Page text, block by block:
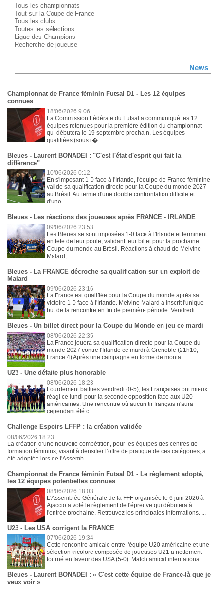
Tous les championnats
Tout sur la Coupe de France
Tous les clubs
Toutes les sélections
Ligue des Champions
Recherche de joueuse
News
Championnat de France féminin Futsal D1 - Les 12 équipes
connues
18/06/2026 9:06
La Commission Fédérale du Futsal a communiqué les 12
équipes retenues pour la première édition du championnat
qui débutera le 19 septembre prochain. Les équipes
qualifiées (sous r�...
Bleues - Laurent BONADEI : "C'est l'état d'esprit qui fait la
différence"
10/06/2026 0:12
En s'imposant 1-0 face à l'Irlande, l'équipe de France féminine
valide sa qualification directe pour la Coupe du monde 2027
au Brésil. Au terme d'une double confrontation difficile et
d'une...
Bleues - Les réactions des joueuses après FRANCE - IRLANDE
09/06/2026 23:53
Les Bleues se sont imposées 1-0 face à l'Irlande et terminent
en tête de leur poule, validant leur billet pour la prochaine
Coupe du monde au Brésil. Réactions à chaud de Melvine
Malard, ...
Bleues - La FRANCE décroche sa qualification sur un exploit de
Malard
09/06/2026 23:16
La France est qualifiée pour la Coupe du monde après sa
victoire 1-0 face à l'Irlande. Melvine Malard a inscrit l'unique
but de la rencontre en fin de première période. Vendredi...
Bleues - Un billet direct pour la Coupe du Monde en jeu ce mardi
08/06/2026 22:35
La France jouera sa qualification directe pour la Coupe du
monde 2027 contre l'Irlande ce mardi à Grenoble (21h10,
France 4) Après une campagne en forme de monta...
U23 - Une défaite plus honorable
08/06/2026 18:23
Lourdement battues vendredi (0-5), les Françaises ont mieux
réagi ce lundi pour la seconde opposition face aux U20
américaines. Une rencontre où aucun tir français n'aura
cependant été c...
Challenge Espoirs LFFP : la création validée
08/06/2026 18:23
La création d’une nouvelle compétition, pour les équipes des centres de
formation féminins, visant à densifier l’offre de pratique de ces catégories, a
été adoptée lors de l'Assemb...
Championnat de France féminin Futsal D1 - Le règlement adopté,
les 12 équipes potentielles connues
08/06/2026 18:03
L'Assemblée Générale de la FFF organisée le 6 juin 2026 à
Ajaccio a voté le règlement de l'épreuve qui débutera à
l'entrée prochaine. Retrouvez les principales informations. ...
U23 - Les USA corrigent la FRANCE
07/06/2026 19:34
Cette rencontre amicale entre l'équipe U20 américaine et une
sélection tricolore composée de joueuses U21 a nettement
tourné en faveur des USA (5-0). Match amical international ...
Bleues - Laurent BONADEI : « C'est cette équipe de France-là que je
veux voir »